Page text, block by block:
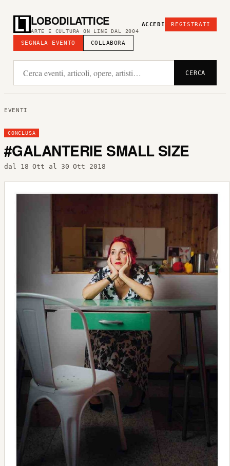
LOBODILATTICE
ARTE E CULTURA ON LINE DAL 2004
SEGNALA EVENTO COLLABORA
ACCEDI REGISTRATI
CERCA
EVENTI
CONCLUSA
#GALANTERIE SMALL SIZE
dal 18 Ott al 30 Ott 2018